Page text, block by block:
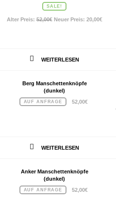
SALE!
Alter Preis: 52,00€ Ursprünglicher
Neuer Preis: 20,00€
WEITERLESEN
Berg Manschettenknöpfe
(dunkel)
AUF ANFRAGE 52,00€
WEITERLESEN
Anker Manschettenknöpfe
(dunkel)
AUF ANFRAGE 52,00€